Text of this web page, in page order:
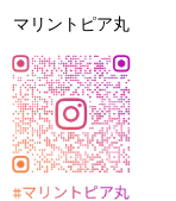
マリントピア丸